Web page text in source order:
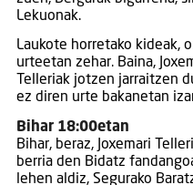
Lekuonak.
Laukote horretako kideak,
urteetan zehar. Baina,
Telleriak jotzen jarraitzen
ez diren urte bakanetan
Bihar 18:00etan
Bihar, beraz, Joxemari
berria den Bidatz
lehen aldiz, Segurako